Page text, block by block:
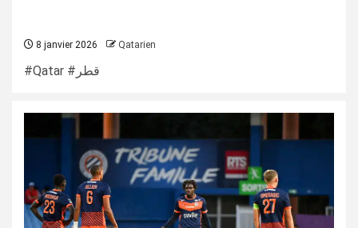
8 janvier 2026 Qatarien
#Qatar #قطر